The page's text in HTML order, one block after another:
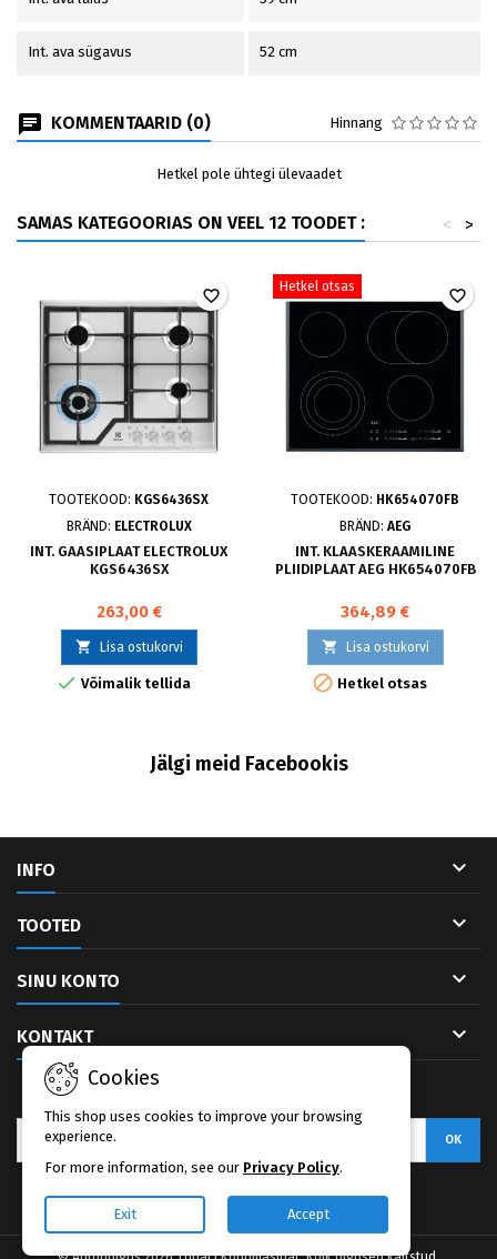
Int. ava sügavus 52 cm
KOMMENTAARID (0) Hinnang
Hetkel pole ühtegi ülevaadet
SAMAS KATEGOORIAS ON VEEL 12 TOODET : >
<
TOOTEKOOD: KGS6436SX
BRÄND: ELECTROLUX
INT. GAASIPLAAT ELECTROLUX
KGS6436SX
263,00 €
 Lisa ostukorvi
 Võimalik tellida
favorite_border Hetkel otsas
TOOTEKOOD: HK654070FB
BRÄND: AEG
INT. KLAASKERAAMILINE
PLIIDIPLAAT AEG HK654070FB
364,89 €
 Lisa ostukorvi
 Hetkel otsas
favorite_border
Jälgi meid Facebookis
INFO 
TOOTED 
SINU KONTO 
KONTAKT 
Cookies
This shop uses cookies to improve your browsing
experience.
For more information, see our Privacy Policy.
Exit Accept
Facebook